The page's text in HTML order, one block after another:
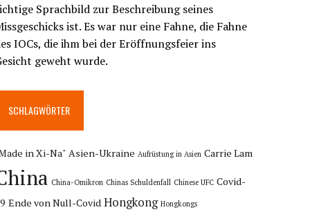
Sprachbild zur Beschreibung seines
ist. Es war nur eine Fahne, die Fahne
IOCs, die ihm bei der Eröffnungsfeier ins
geweht wurde.
SCHLAGWÖRTER
in Xi-Na" Asien-Ukraine Aufrüstung in Asien Carrie Lam
China-Omikron Chinas Schuldenfall Chinese UFC Covid-
Ende von Null-Covid Hongkong Hongkongs